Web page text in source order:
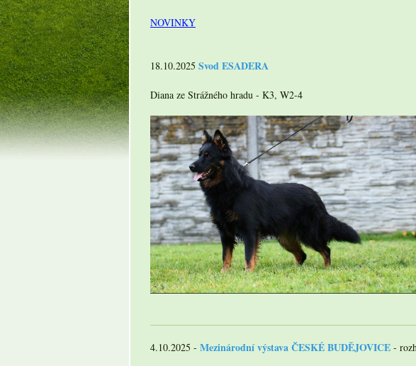
NOVINKY
18.10.2025 Svod ESADERA
Diana ze Strážného hradu - K3, W2-4
4.10.2025 - Mezinárodní výstava ČESKÉ BUDĚJOVICE -